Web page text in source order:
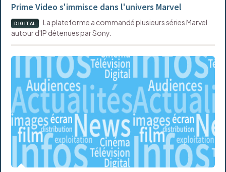
Prime Video s'immisce dans l'univers Marvel
DIGITAL
La plateforme a commandé plusieurs séries Marvel
autour d'IP détenues par Sony.